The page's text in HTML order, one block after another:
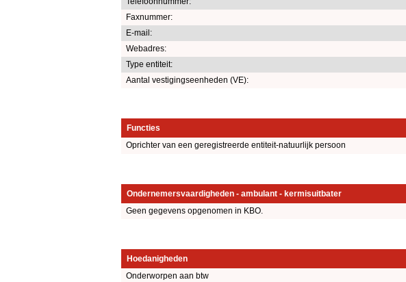
Faxnummer:
E-mail:
Webadres:
Type entiteit:
Aantal vestigingseenheden (VE):
Functies
Oprichter van een geregistreerde entiteit-natuurlijk persoon
Ondernemersvaardigheden - ambulant - kermisuitbater
Geen gegevens opgenomen in KBO.
Hoedanigheden
Onderworpen aan btw